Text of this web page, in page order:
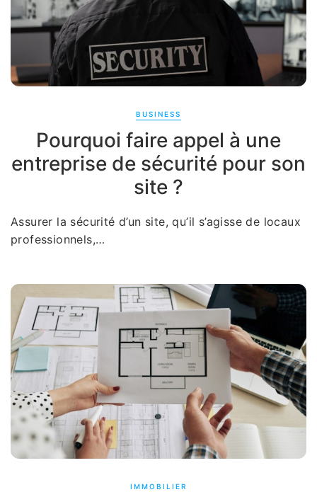
BUSINESS
Pourquoi faire appel à une
entreprise de sécurité pour son
site ?
Assurer la sécurité d’un site, qu’il s’agisse de locaux
professionnels,…
IMMOBILIER